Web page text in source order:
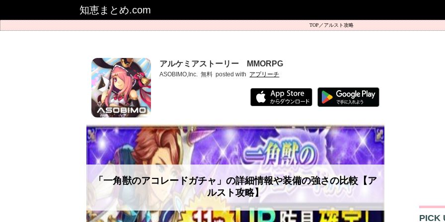
知恵まとめ.com
アルスト攻略
アルケミアストーリー MMORPG
ASOBIMO,Inc. 無料 posted with アプリーチ
「一角獣のアコレードガチャ」の詳細情報や装備の強さの比較【ア
ルスト攻略】
PICK